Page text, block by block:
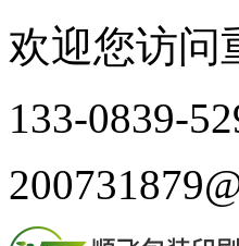
欢迎您访问
133-0839-